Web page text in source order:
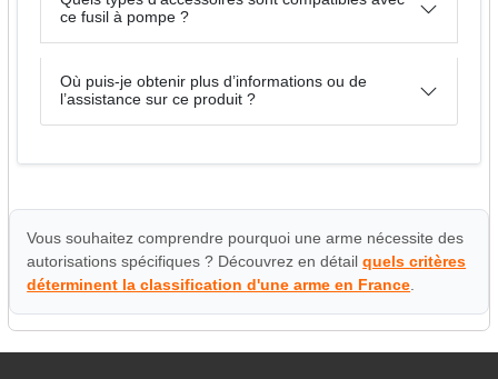
ce fusil à pompe ?
Où puis-je obtenir plus d’informations ou de
l’assistance sur ce produit ?
Vous souhaitez comprendre pourquoi une arme nécessite des
autorisations spécifiques ? Découvrez en détailquels critères
déterminent la classification d'une arme en France.